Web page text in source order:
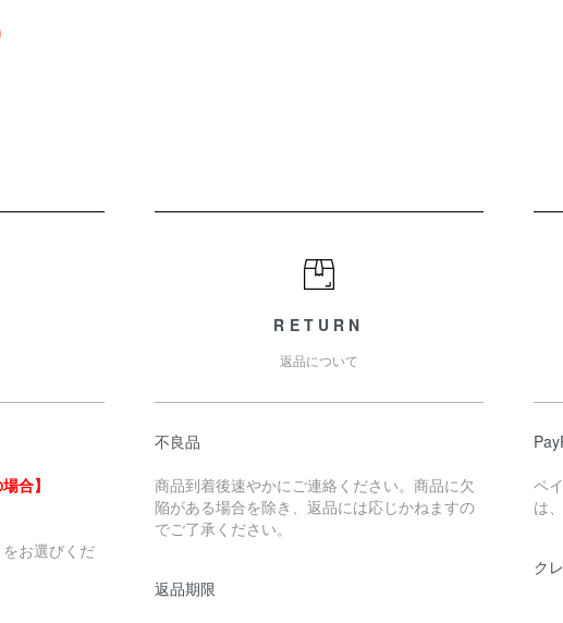
合】
をお選びくだ
RETURN
返品について
不良品
商品到着後速やかにご連絡ください。商品に欠
陥がある場合を除き、返品には応じかねますの
でご了承ください。
返品期限
ペ
は
ク